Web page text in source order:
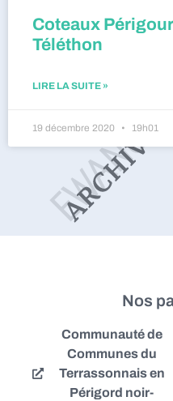
Coteaux
Téléthon
LIRE LA SUITE »
19 décembre 2020 19h01
Nos
Communauté de
Communes du
Terrassonnais en
Périgord noir-